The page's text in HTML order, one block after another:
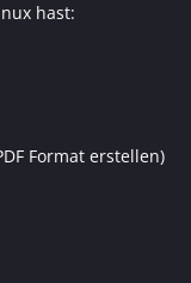
hast:
Format erstellen)